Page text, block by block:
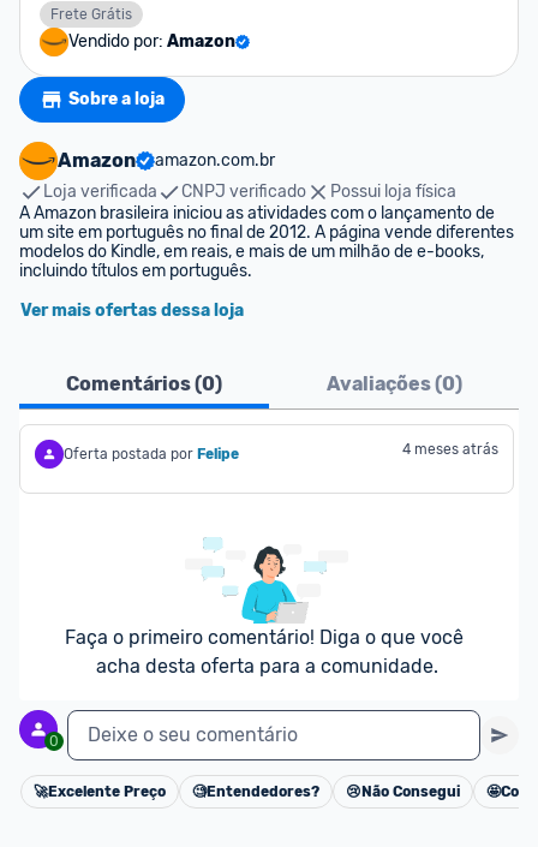
Frete Grátis
Vendido por: Amazon
Sobre a loja
Amazon
amazon.com.br
Loja verificada
CNPJ verificado
Possui loja física
A Amazon brasileira iniciou as atividades com o lançamento de
um site em português no final de 2012. A página vende diferentes
modelos do Kindle, em reais, e mais de um milhão de e-books,
incluindo títulos em português.
Ver mais ofertas dessa loja
Comentários (0) Avaliações (0)
Oferta postada por Felipe 4 meses atrás
Faça o primeiro comentário! Diga o que você
acha desta oferta para a comunidade.
0 Deixe o seu comentário
Cancelar
🚀Excelente Preço 🧐Entendedores? 😢 Não Consegui 🤩